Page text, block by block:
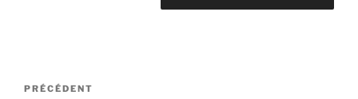
Navigation
Article
PRÉCÉDENT